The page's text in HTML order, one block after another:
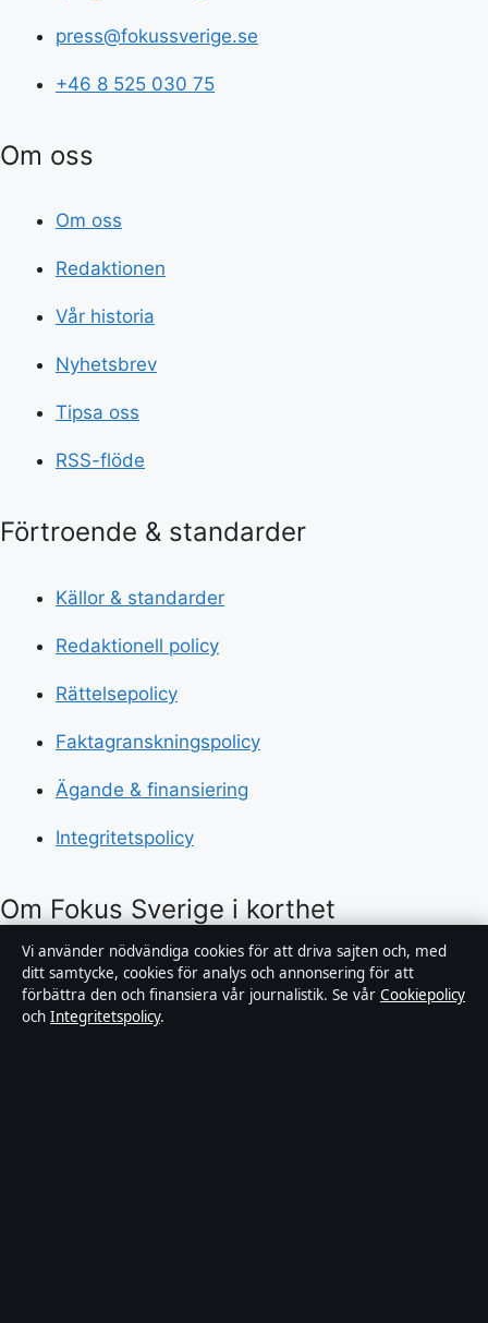
press@fokussverige.se
+46 8 525 030 75
Om oss
Om oss
Redaktionen
Vår historia
Nyhetsbrev
Tipsa oss
RSS-flöde
Förtroende & standarder
Källor & standarder
Redaktionell policy
Rättelsepolicy
Faktagranskningspolicy
Ägande & finansiering
Integritetspolicy
Om Fokus Sverige i korthet
Fokus Sverige är en oberoende svensk nyhetssajt med
fokus på politik, ekonomi, teknik och samhälle. Varje
artikel har en byline, granskas av en redaktör och
Vi använder nödvändiga cookies för att driva sajten och, med
ditt samtycke, cookies för analys och annonsering för att
förbättra den och finansiera vår journalistik. Se vår Cookiepolicy
och Integritetspolicy.